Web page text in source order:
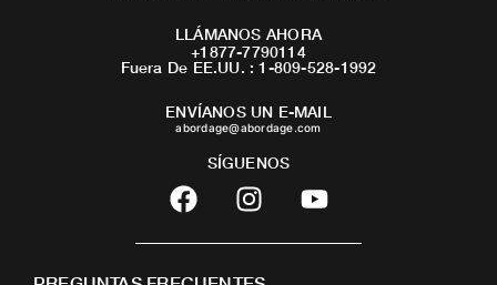
LLÁMANOS AHORA
+1877-7790114
Fuera De EE.UU. : 1-809-528-1992
ENVÍANOS UN E-MAIL
abordage@abordage.com
SÍGUENOS
F
a
c
I
n
s
Y
o
u